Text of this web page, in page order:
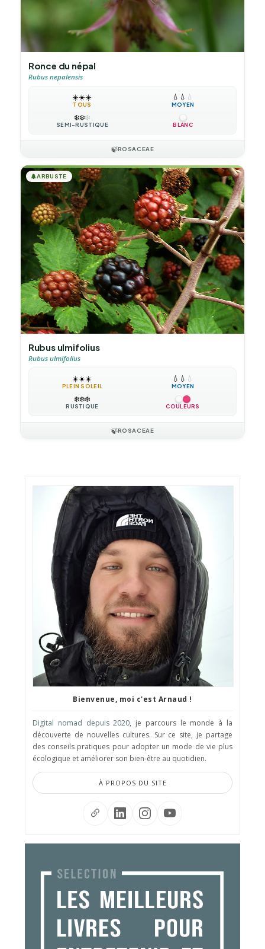
Ronce du népal
Rubus nepalensis
☀️☀️☀️
TOUS
💧 💧 💧
MOYEN
❄️❄️❄️
SEMI-RUSTIQUE BLANC
🍃ROSACEAE
🌲ARBUSTE
Rubus ulmifolius
Rubus ulmifolius
☀️☀️☀️
PLEIN SOLEIL
💧 💧 💧
MOYEN
❄️❄️❄️
RUSTIQUE COULEURS
🍃ROSACEAE
Bienvenue, moi c'est Arnaud !
Digital nomad depuis 2020, je parcours le monde à la
découverte de nouvelles cultures. Sur ce site, je partage
des conseils pratiques pour adopter un mode de vie plus
écologique et améliorer son bien-être au quotidien.
À PROPOS DU SITE